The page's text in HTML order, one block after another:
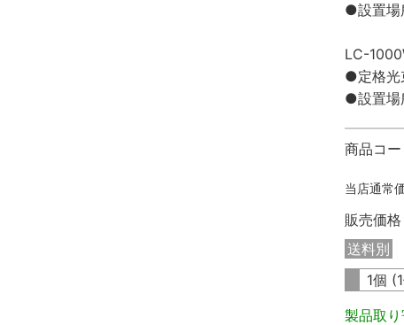
●設置場
LC-
●定格光
●設置場
商品コー
当店通常
販売価格
送料別
1個
製品取り